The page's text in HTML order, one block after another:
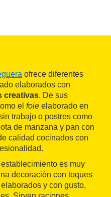
ofrece diferentes
elaborados con
creativas. De sus
el foie elaborado en
trabajo o postres como
de manzana y pan con
calidad cocinados con
es muy
decoración con toques
y con gusto,